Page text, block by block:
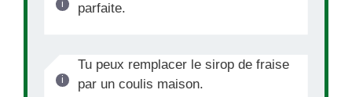
parfaite.
Tu peux remplacer le sirop de fraise
par un coulis maison.